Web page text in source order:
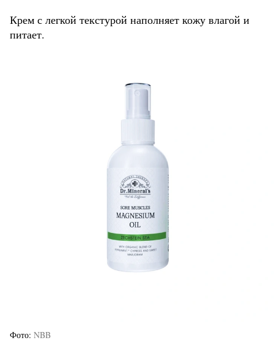
Крем с легкой текстурой наполняет кожу влагой и
питает.
Фото NBB